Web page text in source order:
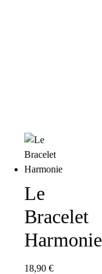
Le
Bracelet
Harmonie
18,90 €